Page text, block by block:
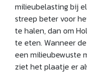
milieubelasting bij
streep beter voor
te halen, dan om
te eten. Wanneer
een milieubewuste
ziet het plaatje er